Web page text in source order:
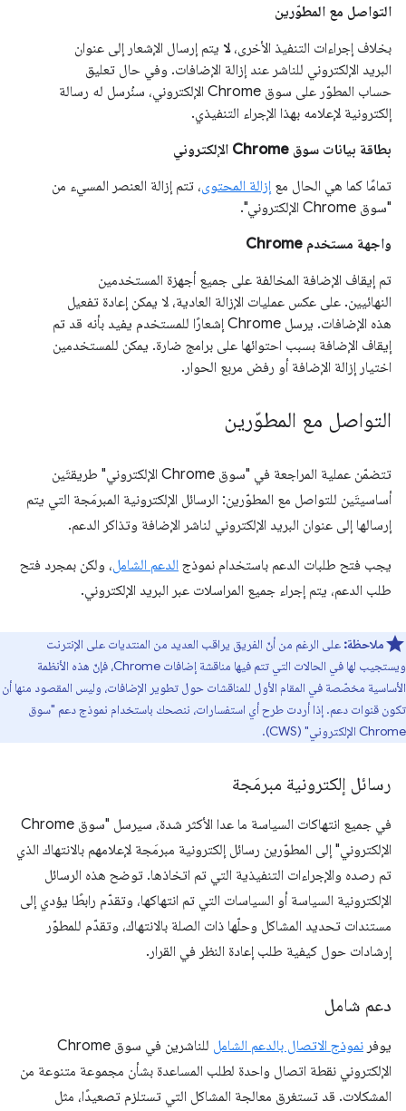
التواصل مع المطوّرين
بخلاف إجراءات التنفيذ الأخرى،لا يتم إرسال الإشعار إلى عنوان
البريد الإلكتروني للناشر عند إزالة الإضافات. وفي حال تعليق
حساب المطوّر على سوق Chrome الإلكتروني، سنُرسل له رسالة
إلكترونية لإعلامه بهذا الإجراء التنفيذي.
بطاقة بيانات سوق Chrome الإلكتروني
تمامًا كما هي الحال مع إزالة المحتوى، تتم إزالة العنصر المسيء من
"سوق Chrome الإلكتروني".
واجهة مستخدم Chrome
تم إيقاف الإضافة المخالفة على جميع أجهزة المستخدمين
النهائيين. على عكس عمليات الإزالة العادية، لا يمكن إعادة تفعيل
هذه الإضافات. يرسل Chrome إشعارًا للمستخدم يفيد بأنه قد تم
إيقاف الإضافة بسبب احتوائها على برامج ضارة. يمكن للمستخدمين
اختيار إزالة الإضافة أو رفض مربع الحوار.
التواصل مع المطوّرين
تتضمّن عملية المراجعة في "سوق Chrome الإلكتروني" طريقتَين
أساسيتَين للتواصل مع المطوّرين: الرسائل الإلكترونية المبرمَجة التي يتم
إرسالها إلى عنوان البريد الإلكتروني لناشر الإضافة وتذاكر الدعم.
يجب فتح طلبات الدعم باستخدام نموذج الدعم الشامل، ولكن بمجرد فتح
طلب الدعم، يتم إجراء جميع المراسلات عبر البريد الإلكتروني.
ملاحظة: على الرغم من أنّ الفريق يراقب العديد من المنتديات على الإنترنت
ويستجيب لها في الحالات التي تتم فيها مناقشة إضافات Chrome، فإنّ هذه الأنظمة
الأساسية مخصّصة في المقام الأول للمناقشات حول تطوير الإضافات، وليس المقصود منها أن
تكون قنوات دعم. إذا أردت طرح أي استفسارات، ننصحك باستخدام نموذج دعم "سوق
Chrome الإلكتروني" (CWS).
رسائل إلكترونية مبرمَجة
في جميع انتهاكات السياسة ما عدا الأكثر شدة، سيرسل "سوق Chrome
الإلكتروني" إلى المطوّرين رسائل إلكترونية مبرمَجة لإعلامهم بالانتهاك الذي
تم رصده والإجراءات التنفيذية التي تم اتخاذها. توضح هذه الرسائل
الإلكترونية السياسة أو السياسات التي تم انتهاكها، وتقدّم رابطًا يؤدي إلى
مستندات تحديد المشاكل وحلّها ذات الصلة بالانتهاك، وتقدّم للمطوّر
إرشادات حول كيفية طلب إعادة النظر في القرار.
دعم شامل
يوفر نموذج الاتصال بالدعم الشامل
للناشرين في سوق Chrome
الإلكتروني نقطة اتصال واحدة لطلب المساعدة بشأن مجموعة متنوعة من
المشكلات. قد تستغرق معالجة المشاكل التي تستلزم تصعيدًا، مثل